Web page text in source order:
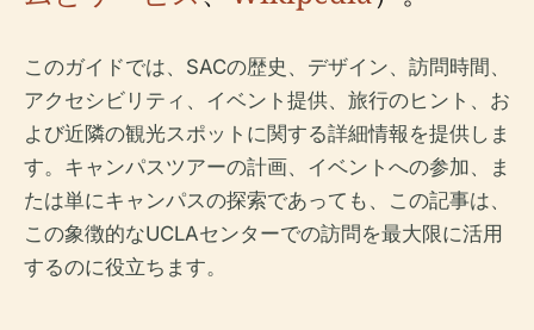
このガイドでは、SACの歴史、デザイン、訪問時間、
アクセシビリティ、イベント提供、旅行のヒント、お
よび近隣の観光スポットに関する詳細情報を提供しま
す。キャンパスツアーの計画、イベントへの参加、ま
たは単にキャンパスの探索であっても、この記事は、
この象徴的なUCLAセンターでの訪問を最大限に活用
するのに役立ちます。